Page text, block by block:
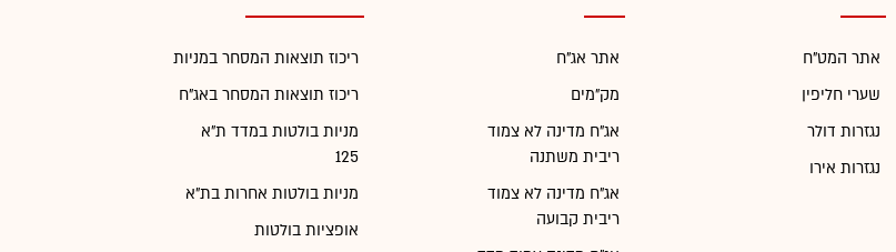
אתר המט"ח
שערי חליפין
נגזרות דולר
נגזרות אירו
אתר אג"ח
מק"מים
אג"ח מדינה לא צמוד
ריבית משתנה
אג"ח מדינה לא צמוד
ריבית קבועה
ריכוז תוצאות המסחר במניות
ריכוז תוצאות המסחר באג"ח
מניות בולטות במדד ת"א
125
מניות בולטות אחרות בת"א
אופציות בולטות